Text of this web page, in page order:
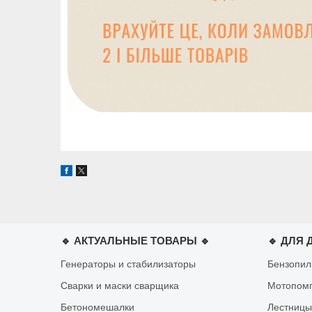
🔹 АКТУАЛЬНЫЕ ТОВАРЫ 🔹
Генераторы и стабилизаторы
Сварки и маски сварщика
Бетономешалки
🔹 ДЛЯ